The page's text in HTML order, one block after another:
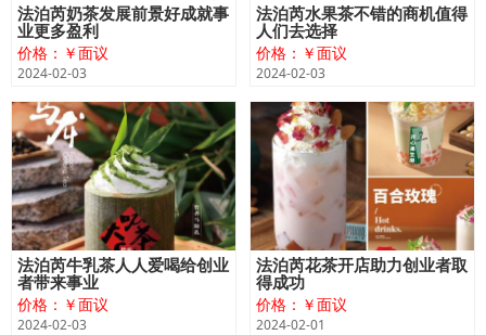
法泊芮奶茶发展前景好成就事
业更多盈利
价格：￥面议
2024-02-03
法泊芮水果茶不错的商机值得
人们去选择
价格：￥面议
2024-02-03
法泊芮牛乳茶人人爱喝给创业
者带来事业
价格：￥面议
2024-02-03
法泊芮花茶开店助力创业者取
得成功
价格：￥面议
2024-02-01